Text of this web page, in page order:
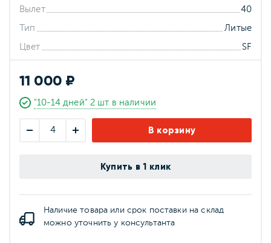
Вылет 40
Тип Литые
Цвет SF
11 000 ₽
"10-14 дней" 2 шт в наличии
В корзину
Купить в 1 клик
Наличие товара или срок поставки на склад
можно уточнить у консультанта